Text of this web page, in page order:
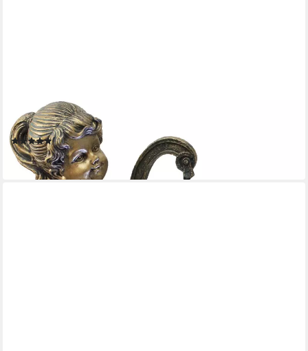
Gartenbrunnen Springbrunnen Heidi mit Gänse BK855
Gartendeko Wasserspiel Gartenfigur
(1)
139,99 €
in 2-3 Werktagen bei dir